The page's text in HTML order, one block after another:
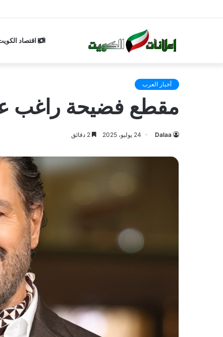
اقتصاد
أخبار العرب
مقطع فضيحة راغب علامة في مصر
Dalaa 24 يوليو، 2025